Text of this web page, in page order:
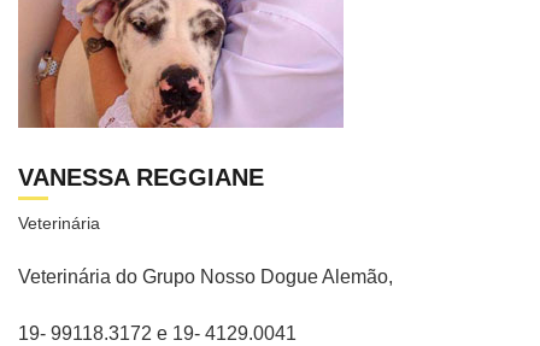
VANESSA REGGIANE
Veterinária
Veterinária do Grupo Nosso Dogue Alemão,
19- 99118.3172 e 19- 4129.0041